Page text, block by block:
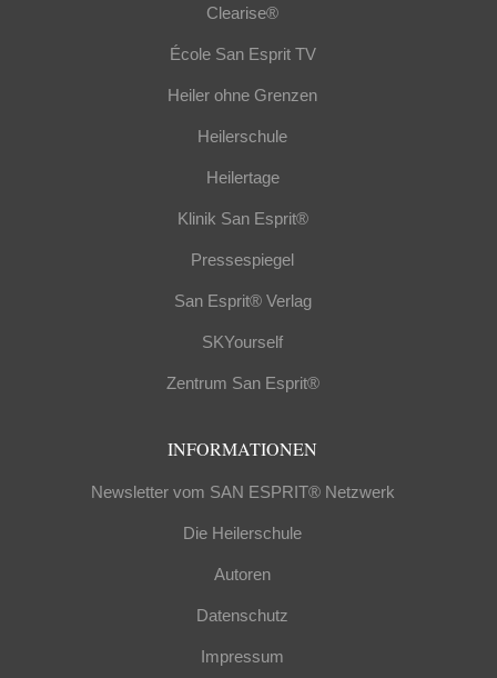
Clearise®
École San Esprit TV
Heiler ohne Grenzen
Heilerschule
Heilertage
Klinik San Esprit®
Pressespiegel
San Esprit® Verlag
SKYourself
Zentrum San Esprit®
INFORMATIONEN
Newsletter vom SAN ESPRIT® Netzwerk
Die Heilerschule
Autoren
Datenschutz
Impressum